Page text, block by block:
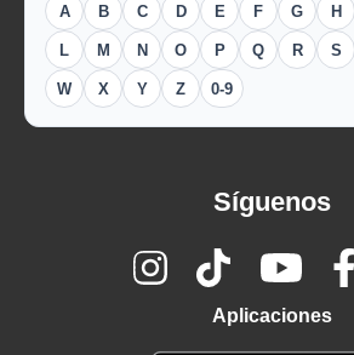
A B C D E F G H
L M N O P Q R S
W X Y Z 0-9
Síguenos
Aplicaciones